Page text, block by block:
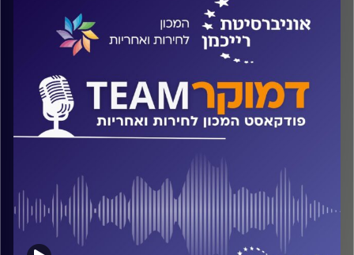
רוצים להיות "סלבריטיז"? על כל אלה ועוד ישוחח ד"ר חיים
וייצמן עם פרופ' דורון שולצינר
המכון לחירות ואחריות